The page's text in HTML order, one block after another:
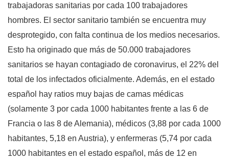
trabajadoras sanitarias por cada 100 trabajadores
hombres. El sector sanitario también se encuentra muy
desprotegido, con falta continua de los medios necesarios.
Esto ha originado que más de 50.000 trabajadores
sanitarios se hayan contagiado de coronavirus, el 22% del
total de los infectados oficialmente. Además, en el estado
español hay ratios muy bajas de camas médicas
(solamente 3 por cada 1000 habitantes frente a las 6 de
Francia o las 8 de Alemania), médicos (3,88 por cada 1000
habitantes, 5,18 en Austria), y enfermeras (5,74 por cada
1000 habitantes en el estado español, más de 12 en